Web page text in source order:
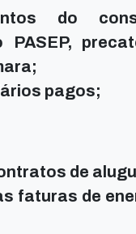
do
pagos;
de
faturas de